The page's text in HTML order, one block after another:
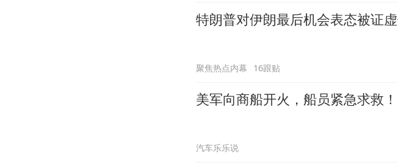
特朗普对伊朗最后机会表态被证
聚焦热点内幕 16跟贴
美军向商船开火，船员紧急求救！
汽车乐乐说